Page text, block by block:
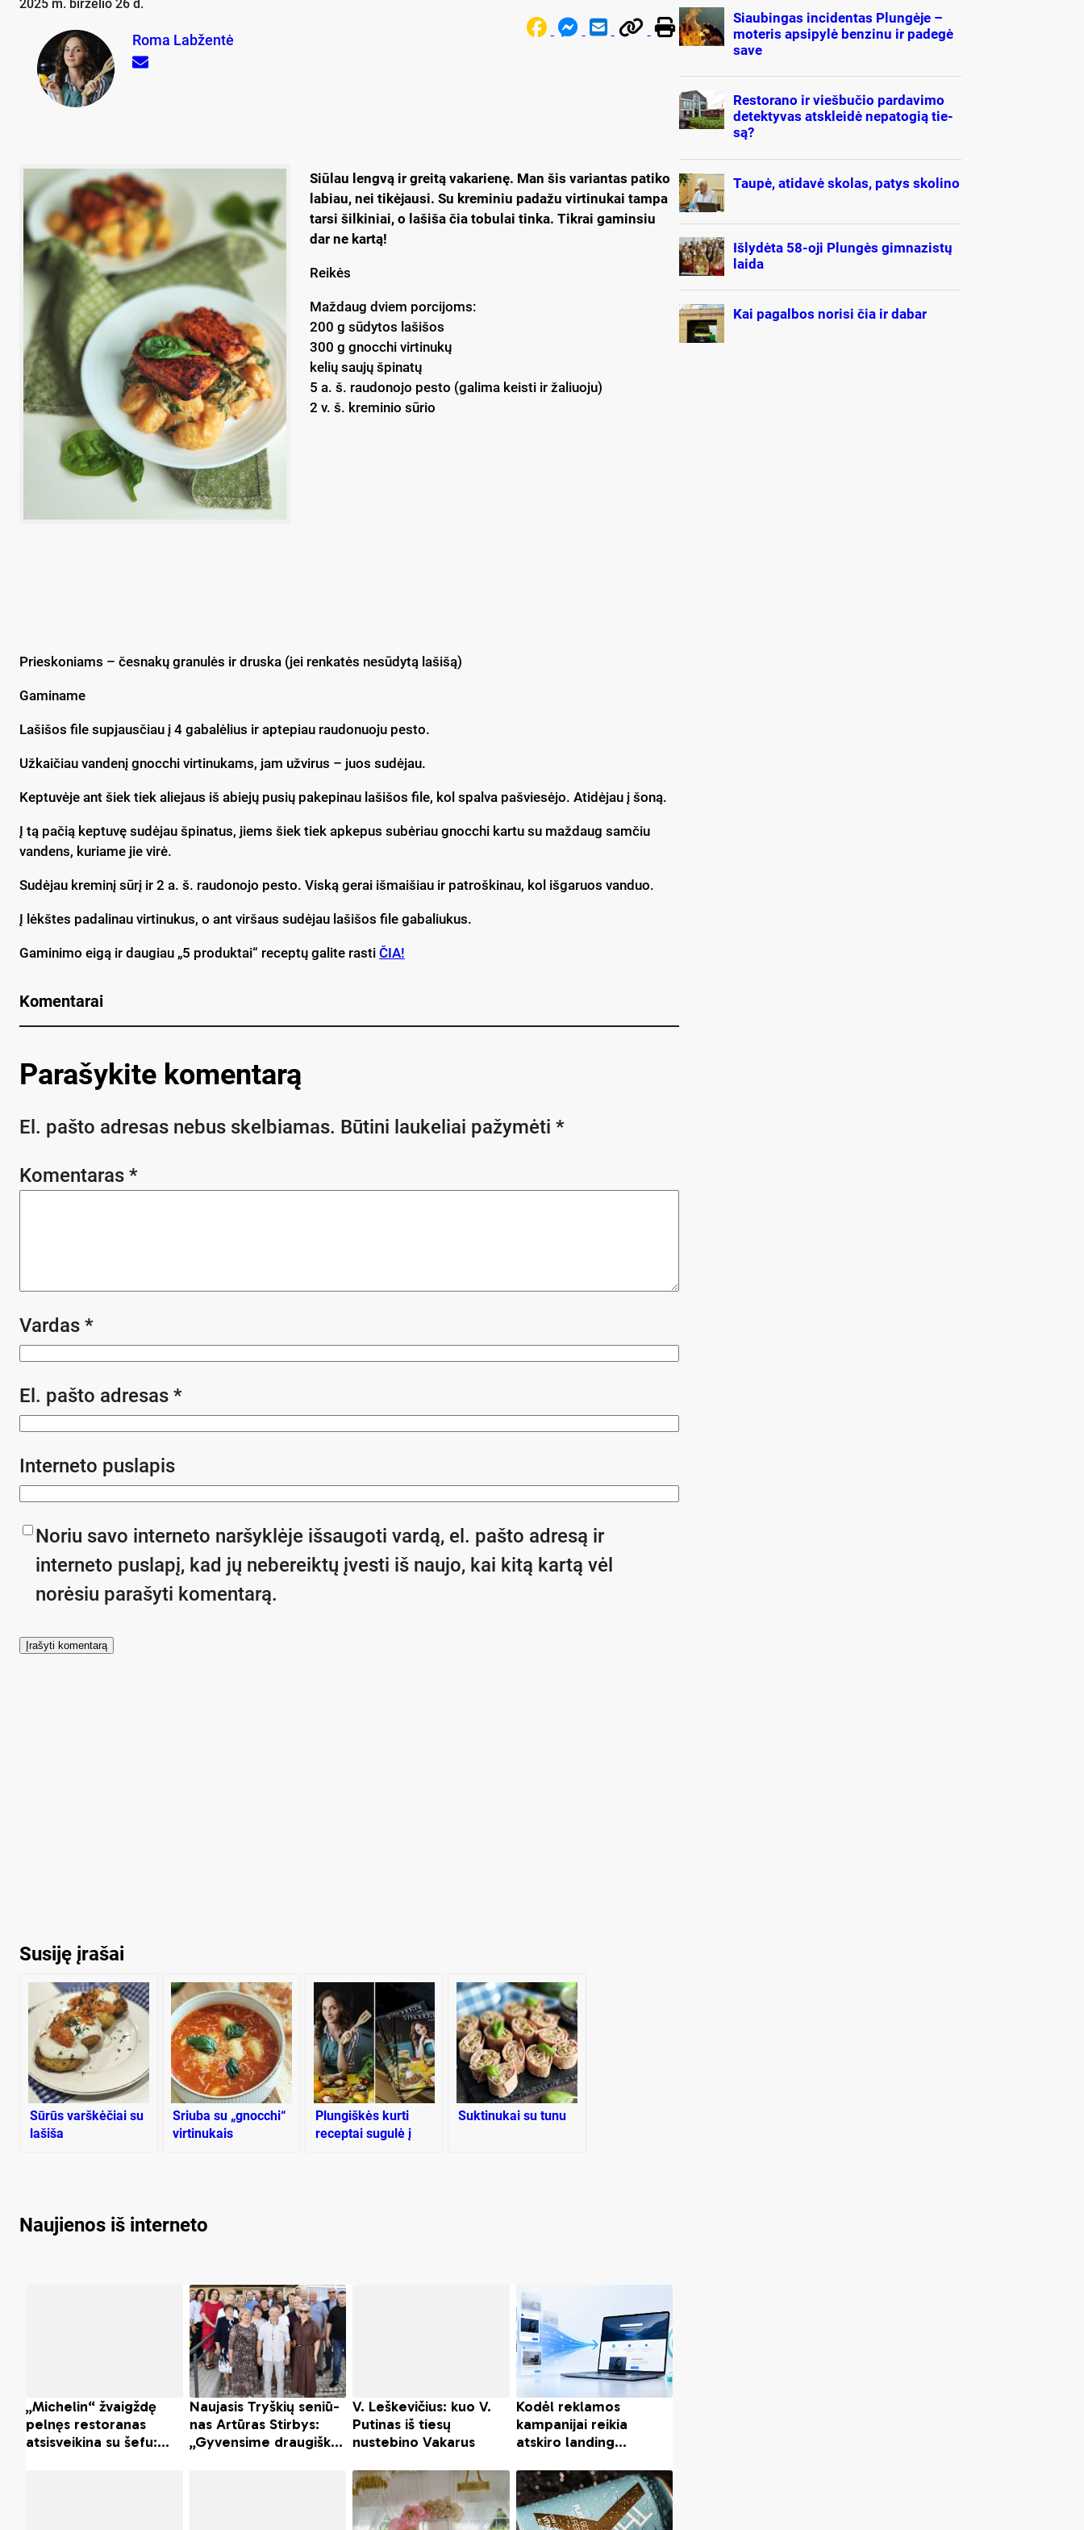
2025 m. birželio 26 d.
Roma Labžentė
Siūlau lengvą ir greitą vakarienę. Man šis variantas patiko
labiau, nei tikėjausi. Su kreminiu padažu virtinukai tampa
tarsi šilkiniai, o lašiša čia tobulai tinka. Tikrai gaminsiu
dar ne kartą!
Reikės
Maždaug dviem porcijoms:
200 g sūdytos lašišos
300 g gnocchi virtinukų
kelių saujų špinatų
5 a. š. raudonojo pesto (galima keisti ir žaliuoju)
2 v. š. kreminio sūrio
Prieskoniams – česnakų granulės ir druska (jei renkatės nesūdytą lašišą)
Gaminame
Lašišos file supjausčiau į 4 gabalėlius ir aptepiau raudonuoju pesto.
Užkaičiau vandenį gnocchi virtinukams, jam užvirus – juos sudėjau.
Keptuvėje ant šiek tiek aliejaus iš abiejų pusių pakepinau lašišos file, kol spalva pašviesėjo. Atidėjau į šoną.
Į tą pačią keptuvę sudėjau špinatus, jiems šiek tiek apkepus subėriau gnocchi kartu su maždaug samčiu
vandens, kuriame jie virė.
Sudėjau kreminį sūrį ir 2 a. š. raudonojo pesto. Viską gerai išmaišiau ir patroškinau, kol išgaruos vanduo.
Į lėkštes padalinau virtinukus, o ant viršaus sudėjau lašišos file gabaliukus.
Gaminimo eigą ir daugiau „5 produktai“ receptų galite rasti ČIA!
Komentarai
Parašykite komentarą
El. pašto adresas nebus skelbiamas. Būtini laukeliai pažymėti *
Komentaras *
Vardas *
El. pašto adresas *
Interneto puslapis
Noriu savo interneto naršyklėje išsaugoti vardą, el. pašto adresą ir
interneto puslapį, kad jų nebereiktų įvesti iš naujo, kai kitą kartą vėl
norėsiu parašyti komentarą.
Susiję įrašai
Sūrūs varškėčiai su
lašiša
Sriuba su „gnocchi“
virtinukais
Plungiškės kurti
receptai sugulė į
Suktinukai su tunu
Naujienos iš interneto